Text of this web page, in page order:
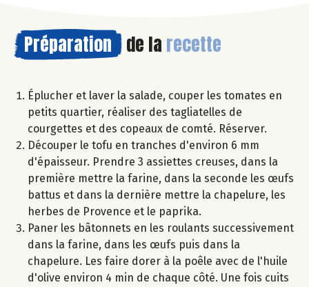
Préparation de la recette
Éplucher et laver la salade, couper les tomates en
petits quartier, réaliser des tagliatelles de
courgettes et des copeaux de comté. Réserver.
Découper le tofu en tranches d'environ 6 mm
d'épaisseur. Prendre 3 assiettes creuses, dans la
première mettre la farine, dans la seconde les œufs
battus et dans la dernière mettre la chapelure, les
herbes de Provence et le paprika.
Paner les bâtonnets en les roulants successivement
dans la farine, dans les œufs puis dans la
chapelure. Les faire dorer à la poêle avec de l'huile
d'olive environ 4 min de chaque côté. Une fois cuits